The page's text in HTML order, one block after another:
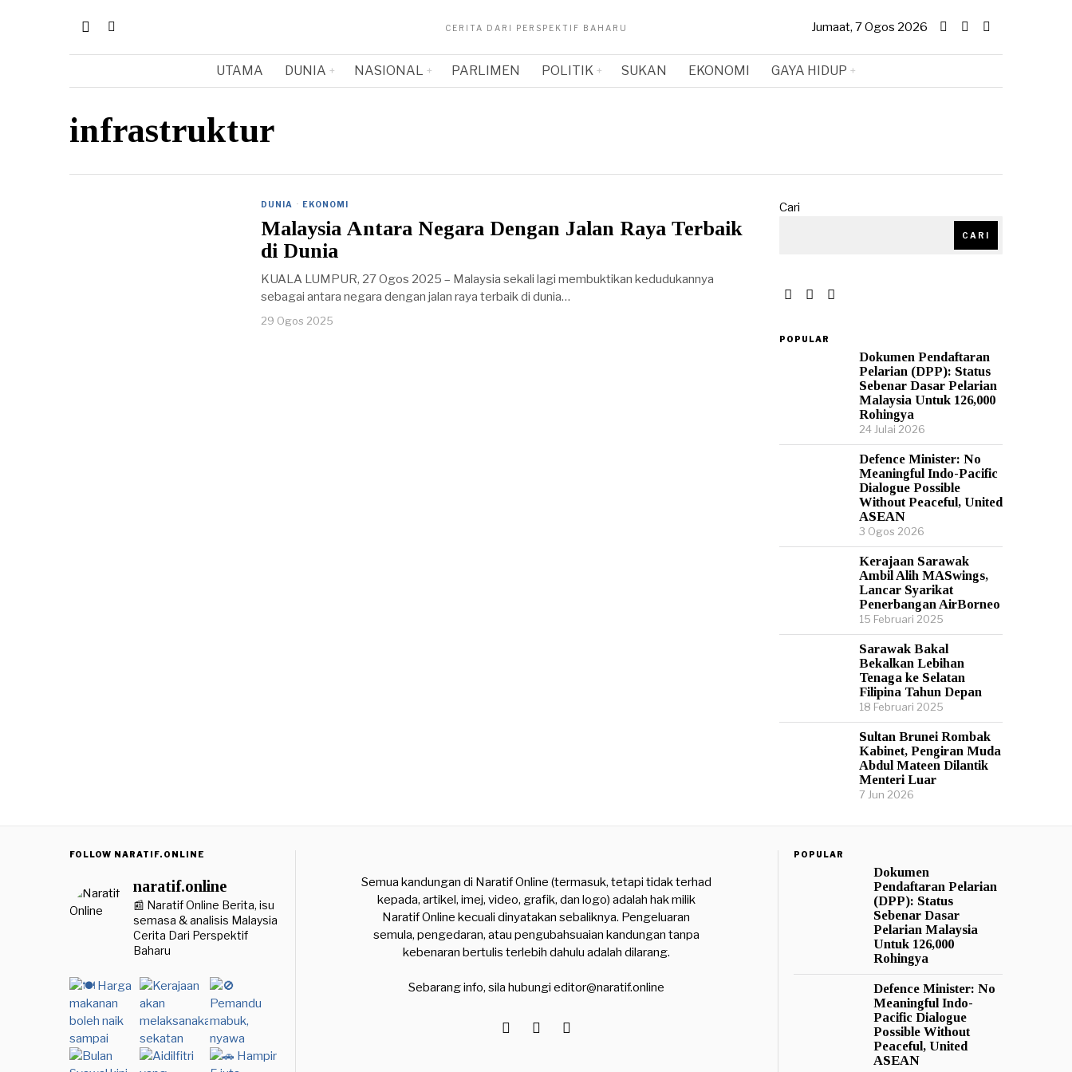
CERITA DARI PERSPEKTIF BAHARU Jumaat, 7 Ogos 2026
UTAMA DUNIA NASIONAL PARLIMEN POLITIK SUKAN EKONOMI GAYA HIDUP
infrastruktur
DUNIA · EKONOMI
Malaysia Antara Negara Dengan Jalan Raya Terbaik
di Dunia
KUALA LUMPUR, 27 Ogos 2025 – Malaysia sekali lagi membuktikan kedudukannya
sebagai antara negara dengan jalan raya terbaik di dunia…
29 Ogos 2025
Cari
CARI
POPULAR
Dokumen Pendaftaran
Pelarian (DPP): Status
Sebenar Dasar Pelarian
Malaysia Untuk 126,000
Rohingya
24 Julai 2026
Defence Minister: No
Meaningful Indo-Pacific
Dialogue Possible
Without Peaceful, United
ASEAN
3 Ogos 2026
Kerajaan Sarawak
Ambil Alih MASwings,
Lancar Syarikat
Penerbangan AirBorneo
15 Februari 2025
Sarawak Bakal
Bekalkan Lebihan
Tenaga ke Selatan
Filipina Tahun Depan
18 Februari 2025
Sultan Brunei Rombak
Kabinet, Pengiran Muda
Abdul Mateen Dilantik
Menteri Luar
7 Jun 2026
FOLLOW NARATIF.ONLINE
naratif.online
📰 Naratif Online Berita, isu
semasa & analisis Malaysia
Cerita Dari Perspektif
Baharu
Semua kandungan di Naratif Online (termasuk, tetapi tidak terhad
kepada, artikel, imej, video, grafik, dan logo) adalah hak milik
Naratif Online kecuali dinyatakan sebaliknya. Pengeluaran
semula, pengedaran, atau pengubahsuaian kandungan tanpa
kebenaran bertulis terlebih dahulu adalah dilarang.
Sebarang info, sila hubungi editor@naratif.online
POPULAR
Dokumen
Pendaftaran Pelarian
(DPP): Status
Sebenar Dasar
Pelarian Malaysia
Untuk 126,000
Rohingya
Defence Minister: No
Meaningful Indo-
Pacific Dialogue
Possible Without
Peaceful, United
ASEAN